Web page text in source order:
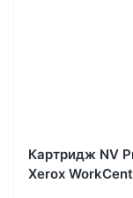
Картридж NV
Xerox